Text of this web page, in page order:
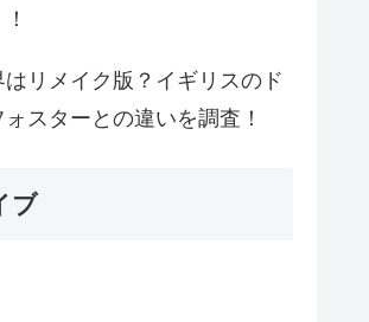
リメイク版？イギリスのド
スターとの違いを調査！
ブ